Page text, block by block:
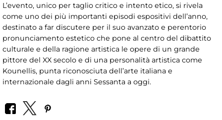
L’evento, unico per taglio critico e intento etico, si rivela
come uno dei più importanti episodi espositivi dell’anno,
destinato a far discutere per il suo avanzato e perentorio
pronunciamento estetico che pone al centro del dibattito
culturale e della ragione artistica le opere di un grande
pittore del XX secolo e di una personalità artistica come
Kounellis, punta riconosciuta dell’arte italiana e
internazionale dagli anni Sessanta a oggi.